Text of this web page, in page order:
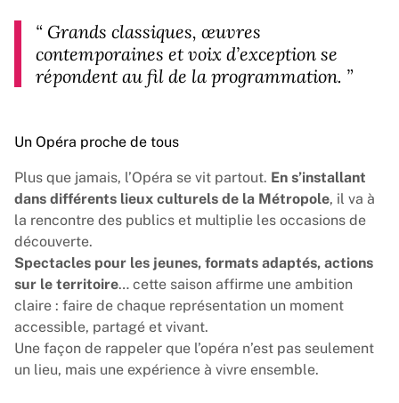
“ Grands classiques, œuvres
contemporaines et voix d’exception se
répondent au fil de la programmation. ”
Un Opéra proche de tous
Plus que jamais, l’Opéra se vit partout. En s’installant
dans différents lieux culturels de la Métropole, il va à
la rencontre des publics et multiplie les occasions de
découverte.
Spectacles pour les jeunes, formats adaptés, actions
sur le territoire… cette saison affirme une ambition
claire : faire de chaque représentation un moment
accessible, partagé et vivant.
Une façon de rappeler que l’opéra n’est pas seulement
un lieu, mais une expérience à vivre ensemble.